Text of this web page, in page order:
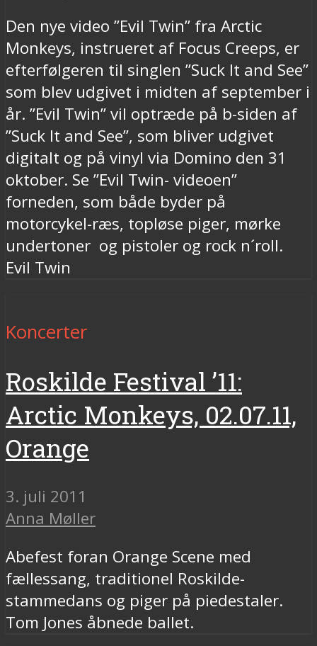
Den nye video ”Evil Twin” fra Arctic
Monkeys, instrueret af Focus Creeps, er
efterfølgeren til singlen ”Suck It and See”
som blev udgivet i midten af september i
år. ”Evil Twin” vil optræde på b-siden af
”Suck It and See”, som bliver udgivet
digitalt og på vinyl via Domino den 31
oktober. Se ”Evil Twin- videoen”
forneden, som både byder på
motorcykel-ræs, topløse piger, mørke
undertoner og pistoler og rock n´roll.
Evil Twin
Koncerter
Roskilde Festival ’11:
Arctic Monkeys, 02.07.11,
Orange
3. juli 2011
Anna Møller
Abefest foran Orange Scene med
fællessang, traditionel Roskilde-
stammedans og piger på piedestaler.
Tom Jones åbnede ballet.